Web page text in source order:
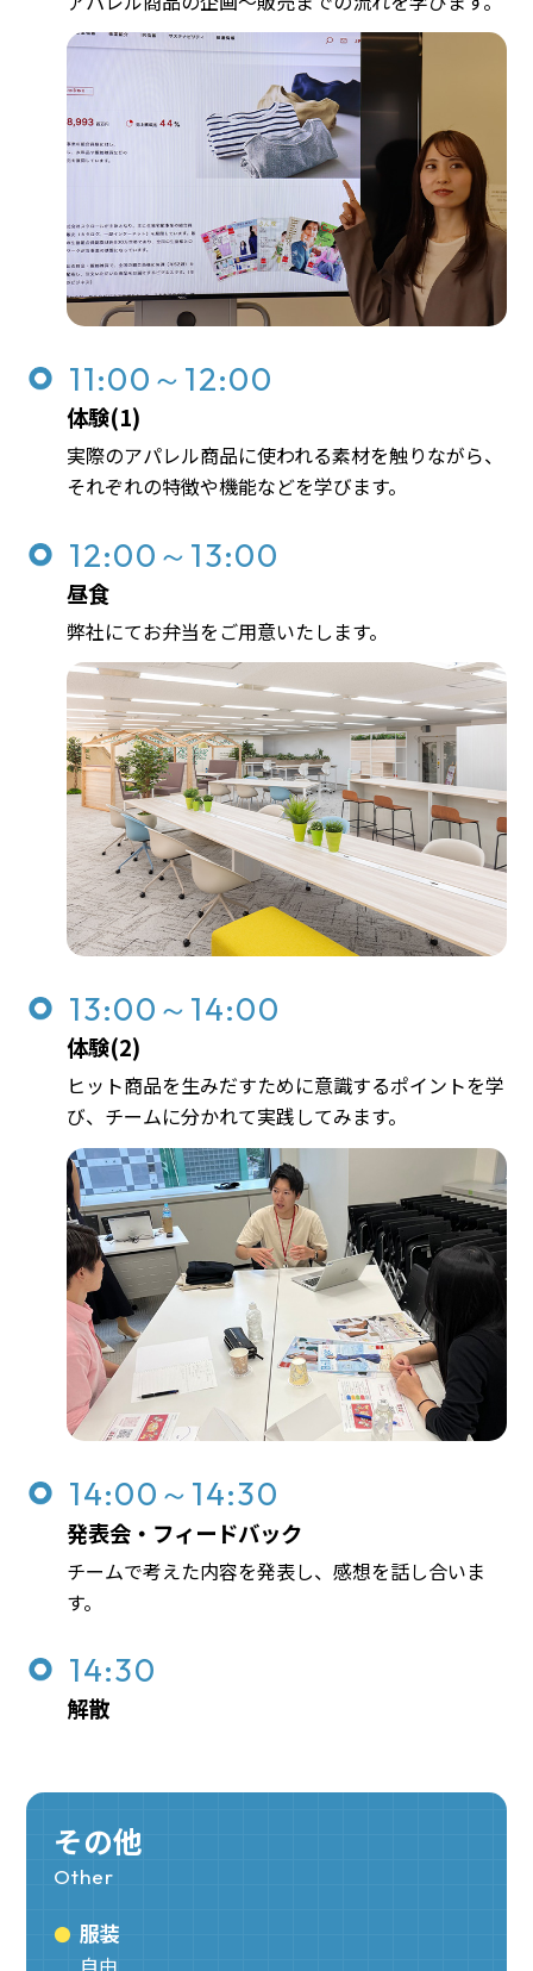
11:00～12:00
体験(1)
実際のアパレル商品に使われる素材を触りながら、
それぞれの特徴や機能などを学びます。
12:00～13:00
昼食
弊社にてお弁当をご用意いたします。
13:00～14:00
体験(2)
ヒット商品を生みだすために意識するポイントを学
び、チームに分かれて実践してみます。
14:00～14:30
発表会・フィードバック
チームで考えた内容を発表し、感想を話し合いま
す。
14:30
解散
その他
Other
服装